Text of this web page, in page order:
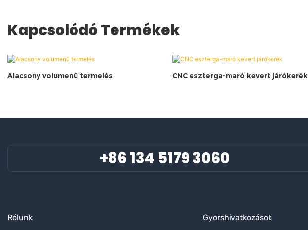
Kapcsolódó Termékek
Alacsony volumenű termelés CNC eszterga-maró kevert járókerék
+86 134 5179 3060
Rólunk Gyorshivatkozások